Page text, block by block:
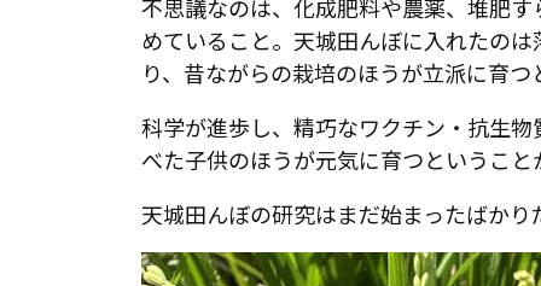
不思議なのは、化成肥料や農薬、堆肥
めていること。天城田んぼに入れたの
り、昔ながらの栽培のほうが立派に育
科学が進歩し、精巧なワクチン・抗生
べた子供のほうが元気に育つということ
天城田んぼの研究はまだ始まったばかり